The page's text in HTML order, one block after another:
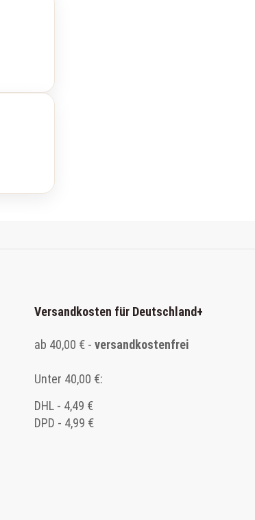
Versandkosten für Deutschland+
ab 40,00 € - versandkostenfrei
Unter 40,00 €:
DHL - 4,49 €
DPD - 4,99 €